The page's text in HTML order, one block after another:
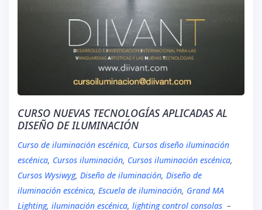
CURSO NUEVAS TECNOLOGÍAS APLICADAS AL
DISEÑO DE ILUMINACIÓN
Curso de iluminación escénica, Cursos diseño iluminación
escénica, Cursos iluminación, Cursos iluminación escénica,
Cursos Wysiwyg, Diseño de iluminación, Diseño de
iluminación escénica, Escuela de iluminación, Grand MA
Lighting, iluminación escénica, lighting control consolas –